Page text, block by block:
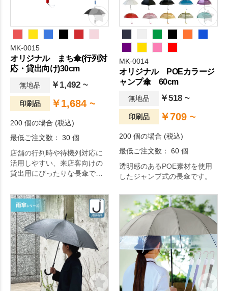
MK-0015
オリジナル まち傘(行列対
応・貸出向け)30cm
無地品 ￥1,492 ~
印刷品 ￥1,684 ~
200 個の場合 (税込)
最低ご注文数： 30 個
店舗の行列時や待機列対応に
活用しやすい、来店客向けの
貸出用にぴったりな長傘で
MK-0014
オリジナル POEカラージ
ャンプ傘 60cm
無地品 ￥518 ~
印刷品 ￥709 ~
200 個の場合 (税込)
最低ご注文数： 60 個
透明感のあるPOE素材を使用
したジャンプ式の長傘です。